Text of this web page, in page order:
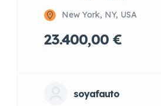
New York, NY, USA
23.400,00 €
soyafauto